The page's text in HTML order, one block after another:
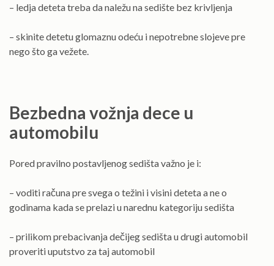
– ledja deteta treba da naležu na sedište bez krivljenja
– skinite detetu glomaznu odeću i nepotrebne slojeve pre
nego što ga vežete.
Bezbedna vožnja dece u
automobilu
Pored pravilno postavljenog sedišta važno je i:
– voditi računa pre svega o težini i visini deteta a ne o
godinama kada se prelazi u narednu kategoriju sedišta
– prilikom prebacivanja dečijeg sedišta u drugi automobil
proveriti uputstvo za taj automobil